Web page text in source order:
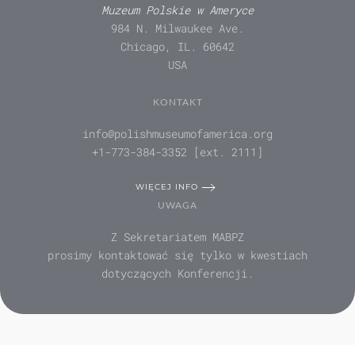
Muzeum Polskie w Ameryce
984 N. Milwaukee Ave.
Chicago, IL. 60642
USA
KONTAKT
info@polishmuseumofamerica.org
+1-773-384-3352 [ext. 2111]
WIĘCEJ INFO
UWAGA
Z Sekretariatem MABPZ
prosimy kontaktować się tylko w kwestiach
dotyczących Konferencji.